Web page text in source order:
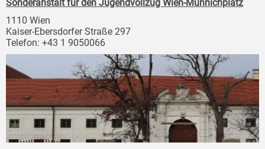
Sonderanstalt für den Jugendvollzug Wien-Münnichplatz
1110 Wien
Kaiser-Ebersdorfer Straße 297
Telefon: +43 1 9050066